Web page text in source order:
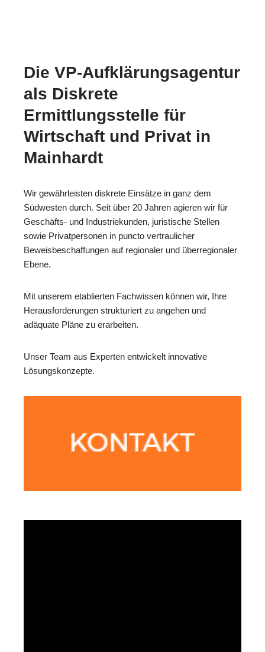
Die VP-Aufklärungsagentur
als Diskrete
Ermittlungsstelle für
Wirtschaft und Privat in
Mainhardt
Wir gewährleisten diskrete Einsätze in ganz dem
Südwesten durch. Seit über 20 Jahren agieren wir für
Geschäfts- und Industriekunden, juristische Stellen
sowie Privatpersonen in puncto vertraulicher
Beweisbeschaffungen auf regionaler und überregionaler
Ebene.
Mit unserem etablierten Fachwissen können wir, Ihre
Herausforderungen strukturiert zu angehen und
adäquate Pläne zu erarbeiten.
Unser Team aus Experten entwickelt innovative
Lösungskonzepte.